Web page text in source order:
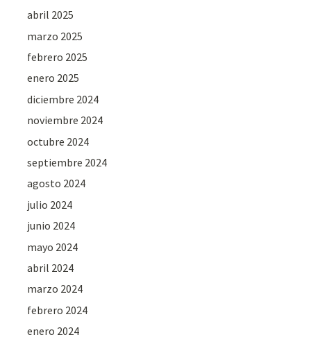
abril 2025
marzo 2025
febrero 2025
enero 2025
diciembre 2024
noviembre 2024
octubre 2024
septiembre 2024
agosto 2024
julio 2024
junio 2024
mayo 2024
abril 2024
marzo 2024
febrero 2024
enero 2024